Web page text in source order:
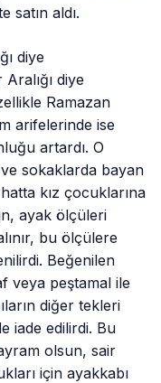
satın aldı.
diye
Aralığı diye
Ramazan
arifelerinde ise
artardı. O
sokaklarda bayan
kız çocuklarına
ayak ölçüleri
bu ölçülere
Beğenilen
veya peştamal ile
diğer tekleri
iade edilirdi. Bu
olsun, sair
için ayakkabı